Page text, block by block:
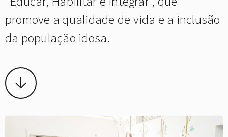
promove a qualidade de vida e a inclusão
da população idosa.